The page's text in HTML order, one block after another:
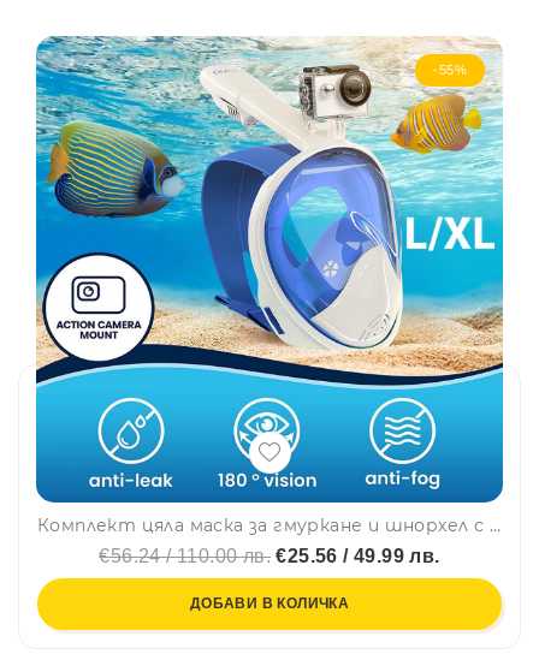
-55%
Комплект цяла маска за гмуркане и шнорхел с 180° панорамна видимост 3878- L/XL, син цвят
€56.24 / 110.00 лв. €25.56 / 49.99 лв.
ДОБАВИ В КОЛИЧКА